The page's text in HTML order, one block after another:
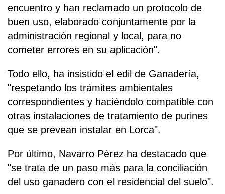
encuentro y han reclamado un protocolo de
buen uso, elaborado conjuntamente por la
administración regional y local, para no
cometer errores en su aplicación".
Todo ello, ha insistido el edil de Ganadería,
"respetando los trámites ambientales
correspondientes y haciéndolo compatible con
otras instalaciones de tratamiento de purines
que se prevean instalar en Lorca".
Por último, Navarro Pérez ha destacado que
"se trata de un paso más para la conciliación
del uso ganadero con el residencial del suelo".